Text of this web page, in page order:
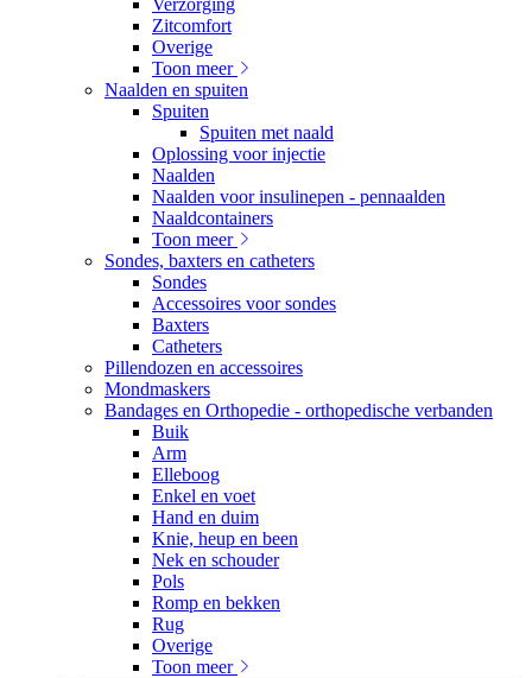
Verzorging
Zitcomfort
Overige
Toon meer
Naalden en spuiten
Spuiten
Spuiten met naald
Oplossing voor injectie
Naalden
Naalden voor insulinepen - pennaalden
Naaldcontainers
Toon meer
Sondes, baxters en catheters
Sondes
Accessoires voor sondes
Baxters
Catheters
Pillendozen en accessoires
Mondmaskers
Bandages en Orthopedie - orthopedische verbanden
Buik
Arm
Elleboog
Enkel en voet
Hand en duim
Knie, heup en been
Nek en schouder
Pols
Romp en bekken
Rug
Overige
Toon meer